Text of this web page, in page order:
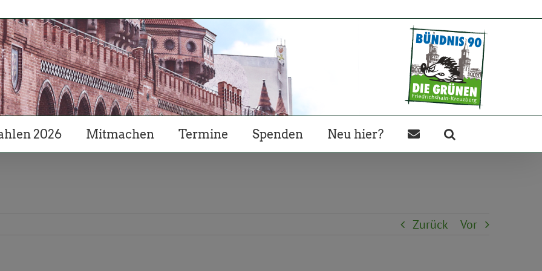
2026 Mitmachen Termine Spenden Neu hier?
Zurück Vor